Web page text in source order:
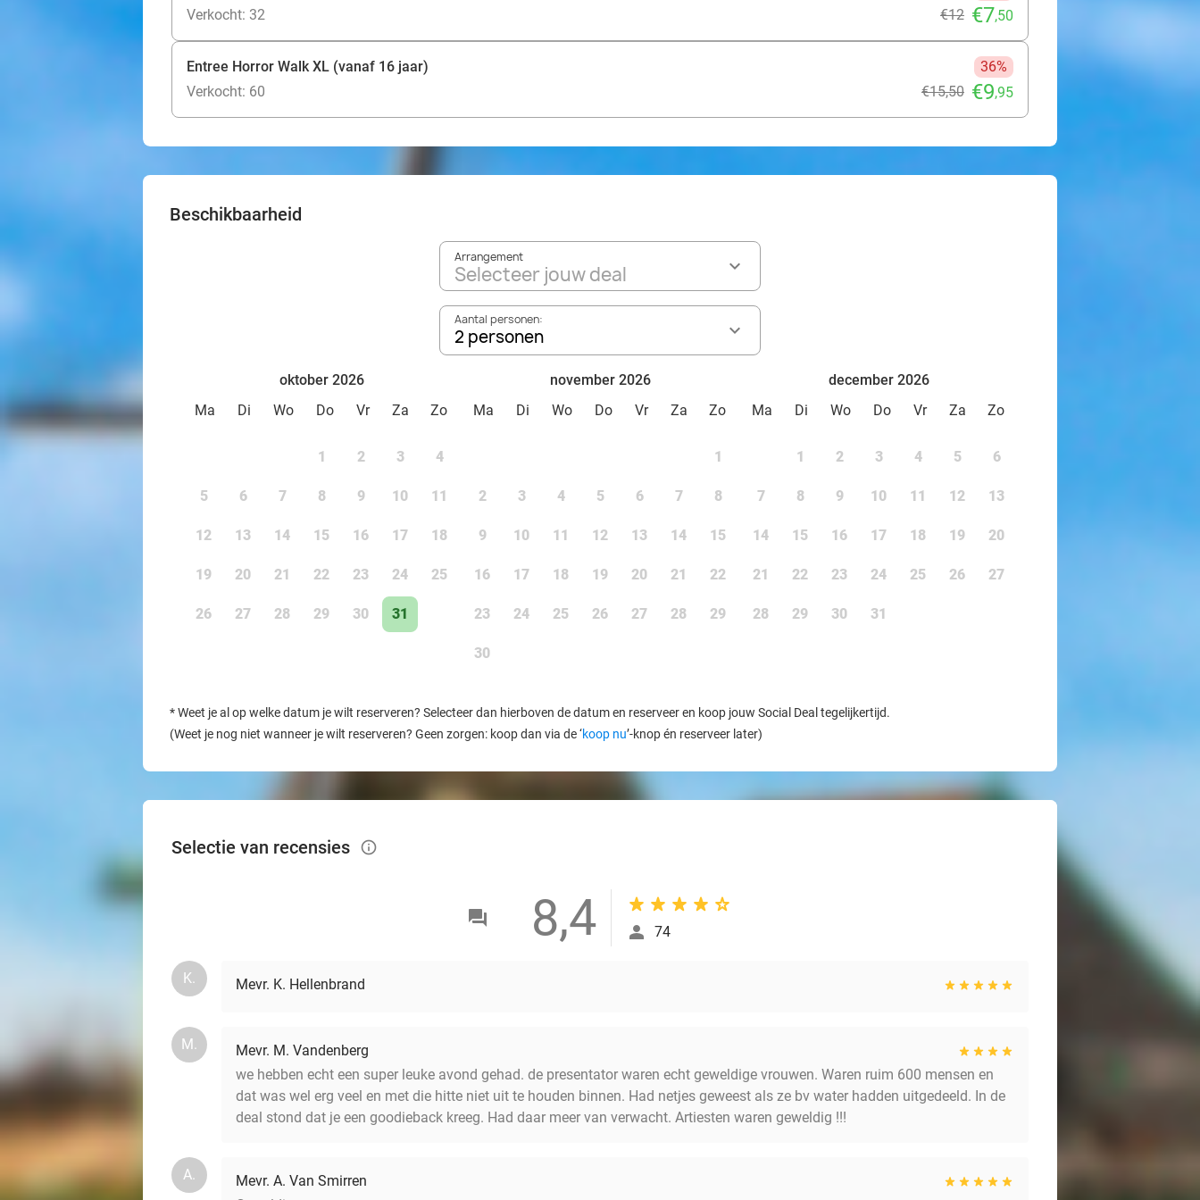
Verkocht: 32
€12 €7,50
Entree Horror Walk XL (vanaf 16 jaar)
36%
Verkocht: 60
€15,50 €9,95
Beschikbaarheid
Arrangement
Selecteer jouw deal
Aantal personen:
2 personen
oktober 2026
Ma
Di Wo Do Vr Za Zo
1 2 3 4
5 6 7 8 9 10 11
12 13 14 15 16 17 18
19 20 21 22 23 24 25
26 27 28 29 30 31
november 2026
Ma
Di Wo Do Vr Za Zo
1
2 3 4 5 6 7 8
9 10 11 12 13 14 15
16 17 18 19 20 21 22
23 24 25 26 27 28 29
30
december 2026
Ma
Di Wo Do Vr Za Zo
1 2 3 4 5 6
7 8 9 10 11 12 13
14 15 16 17 18 19 20
21 22 23 24 25 26 27
28 29 30 31
*Weet je al op welke datum je wilt reserveren? Selecteer dan hierboven de datum en reserveer en koop jouw Social Deal tegelijkertijd.
(Weet je nog niet wanneer je wilt reserveren? Geen zorgen: koop dan via de ‘koop nu’-knop én reserveer later)
Selectie van recensies info_outlined
8,4 74
K. Mevr. K. Hellenbrand
M.
Mevr. M. Vandenberg
we hebben echt een super leuke avond gehad. de presentator waren echt geweldige vrouwen. Waren ruim 600 mensen en
dat was wel erg veel en met die hitte niet uit te houden binnen. Had netjes geweest als ze bv water hadden uitgedeeld. In de
deal stond dat je een goodieback kreeg. Had daar meer van verwacht. Artiesten waren geweldig !!!
A.
Mevr. A. Van Smirren